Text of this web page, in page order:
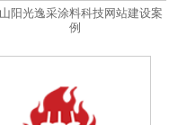
阳光逸采涂料科技网站建设案
例